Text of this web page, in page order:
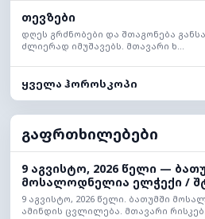
თევზები
დღეს გრძნობები და შთაგონება
ძლიერად იმუშავებს. მთავარი ხ...
ყველა ჰოროსკოპი
გაფრთხილებები
9 აგვისტო, 2026 წელი —
მოსალოდნელია ელჭექი /
9 აგვისტო, 2026 წელი. ბათუმში
ამინდის ცვლილება. მთავარი